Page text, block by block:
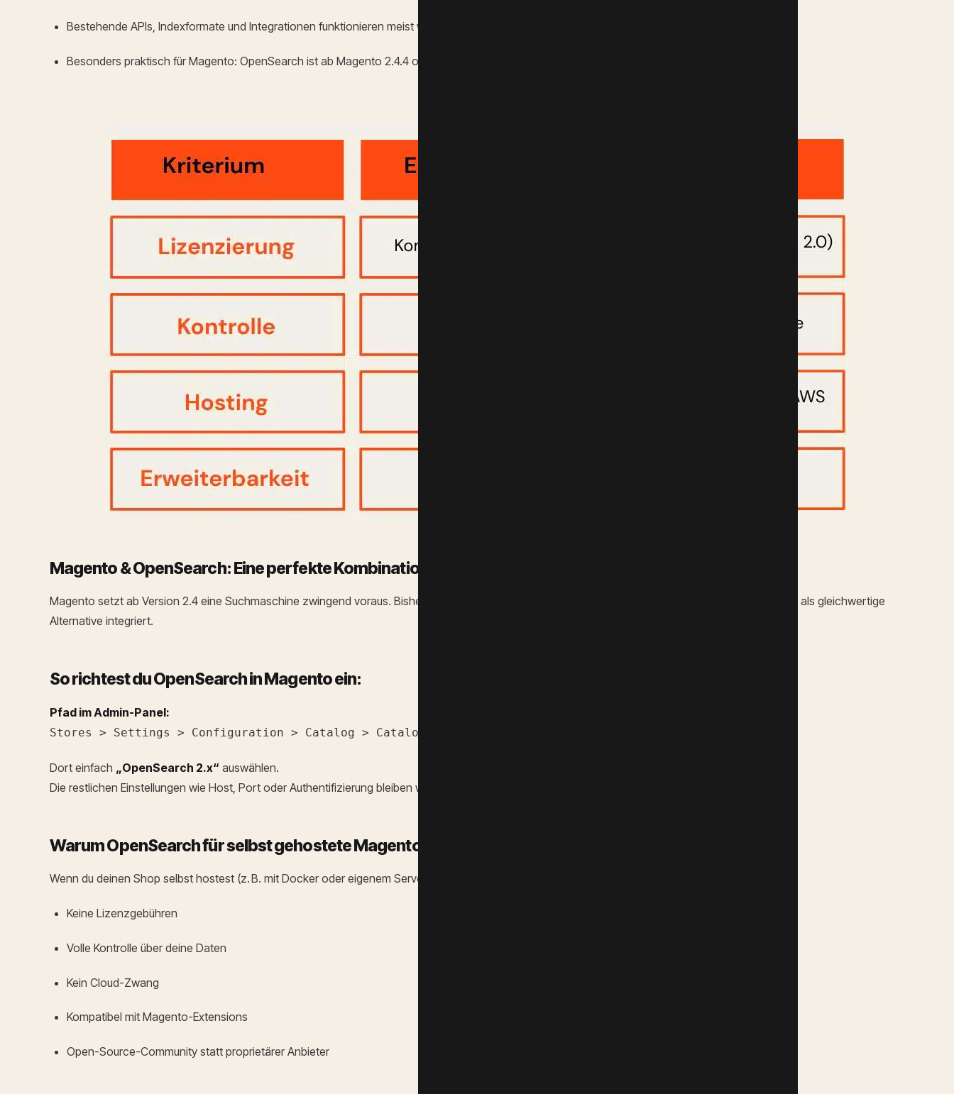
Bestehende APIs, Indexformate und Integrationen funktionieren meist weiterhin
Besonders praktisch für Magento: OpenSearch ist ab Magento 2.4.4 offiziell unterstützt
Magento & OpenSearch: Eine perfekte Kombination
Magento setzt ab Version 2.4 eine Suchmaschine zwingend voraus. Bisher war Elasticsearch Standard, aber seit Magento 2.4.4 ist auch OpenSearch als gleichwertige
Alternative integriert.
So richtest du OpenSearch in Magento ein:
Pfad im Admin-Panel:
Stores > Settings > Configuration > Catalog > Catalog Search
Dort einfach „OpenSearch 2.x“ auswählen.
Die restlichen Einstellungen wie Host, Port oder Authentifizierung bleiben wie bei Elasticsearch.
Warum OpenSearch für selbst gehostete Magento-Shops ideal ist
Wenn du deinen Shop selbst hostest (z. B. mit Docker oder eigenem Server), bietet dir OpenSearch klare Vorteile:
Keine Lizenzgebühren
Volle Kontrolle über deine Daten
Kein Cloud-Zwang
Kompatibel mit Magento-Extensions
Open-Source-Community statt proprietärer Anbieter